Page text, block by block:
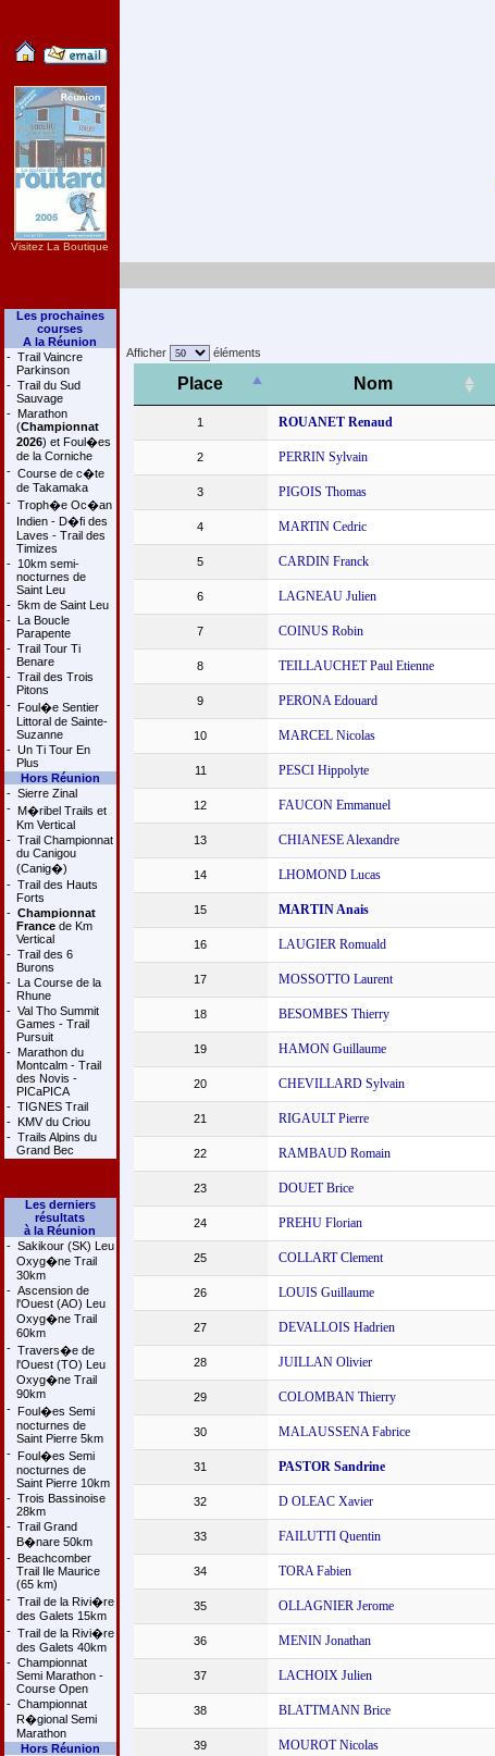
Visitez La Boutique
Les prochaines
courses
A la Réunion
- Trail Vaincre
Parkinson
- Trail du Sud
Sauvage
- Marathon
(Championnat
2026) et Foul�es
de la Corniche
- Course de c�te
de Takamaka
- Troph�e Oc�an
Indien - D�fi des
Laves - Trail des
Timizes
- 10km semi-
nocturnes de
Saint Leu
- 5km de Saint Leu
- La Boucle
Parapente
- Trail Tour Ti
Benare
- Trail des Trois
Pitons
- Foul�e Sentier
Littoral de Sainte-
Suzanne
- Un Ti Tour En
Plus
Hors Réunion
- Sierre Zinal
- M�ribel Trails et
Km Vertical
- Trail Championnat
du Canigou
(Canig�)
- Trail des Hauts
Forts
- Championnat
Francede Km
Vertical
- Trail des 6
Burons
- La Course de la
Rhune
- Val Tho Summit
Games - Trail
Pursuit
- Marathon du
Montcalm - Trail
des Novis -
PICaPICA
- TIGNES Trail
- KMV du Criou
- Trails Alpins du
Grand Bec
Les derniers
résultats
à la Réunion
- Sakikour (SK) Leu
Oxyg�ne Trail
30km
- Ascension de
l'Ouest (AO) Leu
Oxyg�ne Trail
60km
- Travers�e de
l'Ouest (TO) Leu
Oxyg�ne Trail
90km
- Foul�es Semi
nocturnes de
Saint Pierre 5km
- Foul�es Semi
nocturnes de
Saint Pierre 10km
- Trois Bassinoise
28km
- Trail Grand
B�nare 50km
- Beachcomber
Trail Ile Maurice
(65 km)
- Trail de la Rivi�re
des Galets 15km
- Trail de la Rivi�re
des Galets 40km
- Championnat
Semi Marathon -
Course Open
- Championnat
R�gional Semi
Marathon
Hors Réunion
Afficher éléments
Place Nom
1 ROUANET Renaud
2 PERRIN Sylvain
3 PIGOIS Thomas
4 MARTIN Cedric
5 CARDIN Franck
6 LAGNEAU Julien
7 COINUS Robin
8 TEILLAUCHET Paul Etienne
9 PERONA Edouard
10 MARCEL Nicolas
11 PESCI Hippolyte
12 FAUCON Emmanuel
13 CHIANESE Alexandre
14 LHOMOND Lucas
15 MARTIN Anais
16 LAUGIER Romuald
17 MOSSOTTO Laurent
18 BESOMBES Thierry
19 HAMON Guillaume
20 CHEVILLARD Sylvain
21 RIGAULT Pierre
22 RAMBAUD Romain
23 DOUET Brice
24 PREHU Florian
25 COLLART Clement
26 LOUIS Guillaume
27 DEVALLOIS Hadrien
28 JUILLAN Olivier
29 COLOMBAN Thierry
30 MALAUSSENA Fabrice
31 PASTOR Sandrine
32 D OLEAC Xavier
33 FAILUTTI Quentin
34 TORA Fabien
35 OLLAGNIER Jerome
36 MENIN Jonathan
37 LACHOIX Julien
38 BLATTMANN Brice
39 MOUROT Nicolas